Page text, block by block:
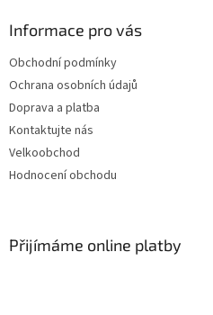
Informace pro vás
Obchodní podmínky
Ochrana osobních údajů
Doprava a platba
Kontaktujte nás
Velkoobchod
Hodnocení obchodu
Přijímáme online platby